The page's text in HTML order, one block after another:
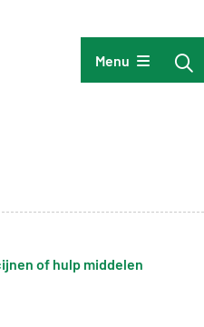
Hoofdmenu
Menu
of hulp middelen